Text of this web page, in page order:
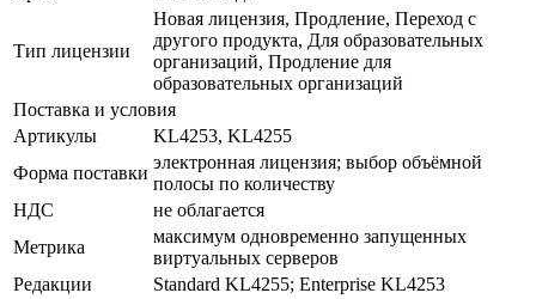
Тип лицензии
Новая лицензия, Продление, Переход с
другого продукта, Для образовательных
организаций, Продление для
образовательных организаций
Поставка и условия
Артикулы
KL4253, KL4255
Форма поставки
электронная лицензия; выбор объёмной
полосы по количеству
НДС
не облагается
Метрика
максимум одновременно запущенных
виртуальных серверов
Редакции
Standard KL4255; Enterprise KL4253